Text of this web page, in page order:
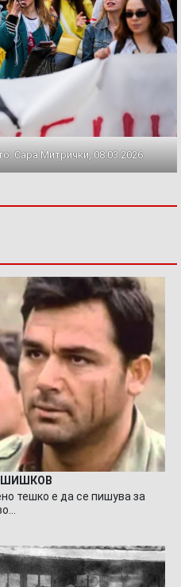
Сара Митрички, 08.03.2026
ШИШКОВ
тешко е да се пишува за